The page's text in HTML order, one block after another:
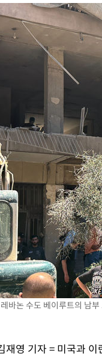
출산 금지 행정명령 서명
하락 마감…나스닥
4천명 돌파, 4053명 발생
혐의' 차가원 대표 구속 송
중독 원인은 멕시코산 할
만도 평택사업장 끼임 사망
허위 입력' 중앙·서울·경기
전 9시 1423.8원
이닉스 동반 강보합…1%대
인트(0.74%) 상승한
재탈환…1.09% 오른
외에서 미니버스 폭발.. 14
울 낮 39도 '폭염중대경보'
목표물들"과 대치로 남부
수입 규제…파생제품 15%
산 금지 행정명령 서명
하락 마감…나스닥
바논 수도 베이루트의 남
재영 기자 = 미국과